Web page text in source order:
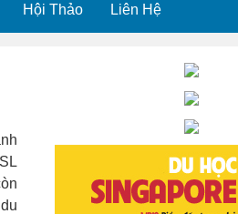
Hội Thảo Liên Hệ